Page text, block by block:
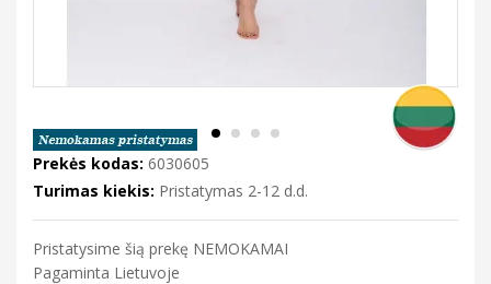
Prekės kodas: 6030605
Turimas kiekis: Pristatymas 2-12 d.d.
Pristatysime šią prekę NEMOKAMAI
Pagaminta Lietuvoje